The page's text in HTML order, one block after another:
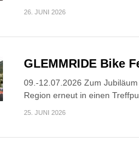
26. JUNI 2026
GLEMMRIDE Bike
09.-12.07.2026 Zum
Region erneut in einen
25. JUNI 2026